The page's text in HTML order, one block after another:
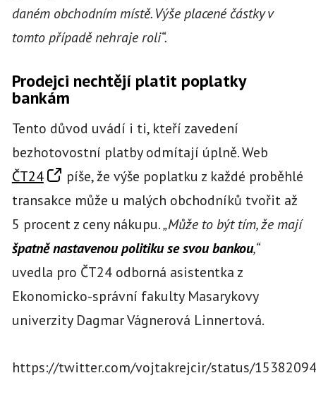
daném obchodním místě.Výše placené částky v
tomto případě nehraje roli“.
Prodejci nechtějí platit poplatky
bankám
Tento důvod uvádí i ti, kteří zavedení
bezhotovostní platby odmítají úplně. Web
ČT24
píše, že výše poplatku z každé proběhlé
transakce může u malých obchodníků tvořit až
5 procent z ceny nákupu.„Může to být tím, že mají
špatně nastavenou politiku se svou bankou,“
uvedla pro ČT24 odborná asistentka z
Ekonomicko-správní fakulty Masarykovy
univerzity Dagmar Vágnerová Linnertová.
https://twitter.com/vojtakrejcir/status/